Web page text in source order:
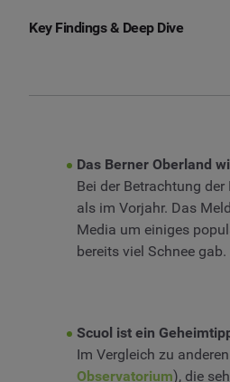
Key Findings & Deep Dive
Das Berner Oberland
Bei der Betrachtung
als im Vorjahr. Das
Media um einiges
bereits viel Schnee gab.
Scuol ist ein
Im Vergleich zu
Observatorium), die